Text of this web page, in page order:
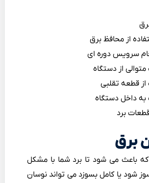
از محافظ برق
سرویس دوره ای
متوالی از دستگاه
از قطعه تقلبی
به داخل دستگاه
برد
برق
که باعث می شود تا برد شما با مشکل
شود یا کامل بسوزد می تواند نوسان